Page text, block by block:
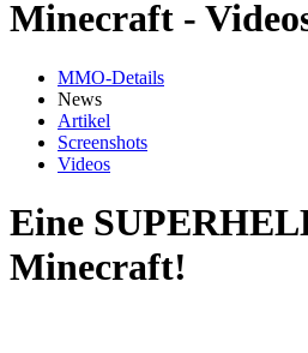
Minecraft -
MMO-Details
News
Artikel
Screenshots
Videos
Eine
Minecraft!